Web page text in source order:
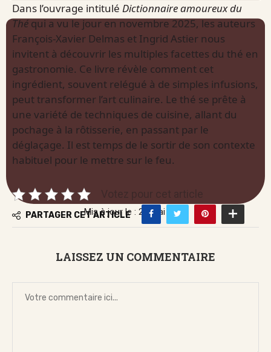
Mis à jour le : 22 mai 2026
Dans l’ouvrage intitulé Dictionnaire amoureux du
Théqui a vu le jour en novembre 2025, les auteurs
François-Xavier Delmas et Ingrid Astier nous
invitent à découvrir les multiples facettes du thé en
gastronomie. Ce livre révèle comment cet
ingrédient, souvent relégué à de simples infusions,
peut transformer l’art culinaire. Le thé se prête à
une variété de techniques de cuisine, allant du
pochage à la rôtisserie, en passant par le
déglaçage. Il est temps de le sortir de son contexte
habituel pour le mettre sur le feu.
Votez pour cet article
PARTAGER CET ARTICLE
LAISSEZ UN COMMENTAIRE